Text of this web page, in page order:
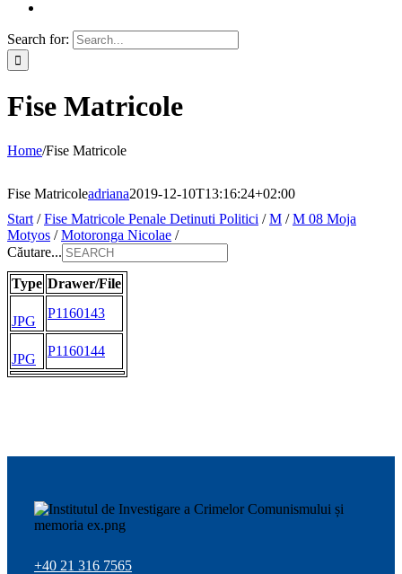
Search for:
Fise Matricole
Home/Fise Matricole
Fise Matricoleadriana2019-12-10T13:16:24+02:00
Start /Fise Matricole Penale Detinuti Politici /M /M 08 Moja
Motyos /Motoronga Nicolae /
Căutare...
Type Drawer/File
JPG
P1160143
JPG
P1160144
+40 21 316 7565